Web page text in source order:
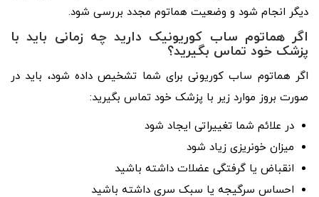
دیگر انجام شود و وضعیت هماتوم مجدد بررسی شود.
اگر هماتوم ساب کوریونیک دارید چه زمانی باید با
پزشک خود تماس بگیرید؟
اگر هماتوم ساب کوریونی برای شما تشخیص داده شود، باید در
صورت بروز موارد زیر با پزشک خود تماس بگیرید:
در علائم شما تغییراتی ایجاد شود
میزان خونریزی زیاد شود
انقباض یا گرفتگی عضلات داشته باشید
احساس سرگیجه یا سبک سری داشته باشید